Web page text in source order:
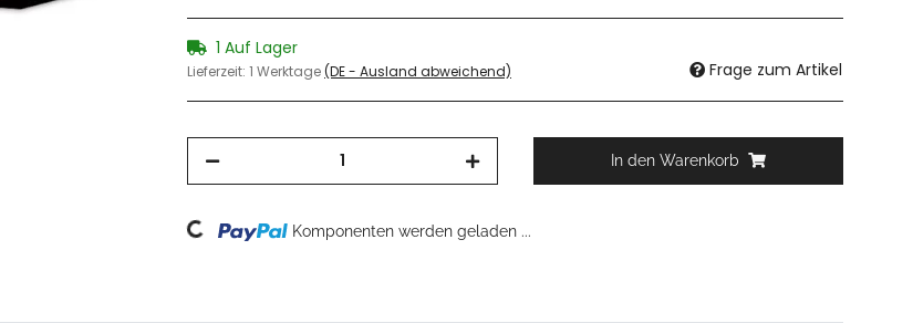
1 Auf Lager
Lieferzeit: 1 Werktage(DE - Ausland abweichend) Frage zum Artikel
In den Warenkorb
Loading... Komponenten werden geladen ...